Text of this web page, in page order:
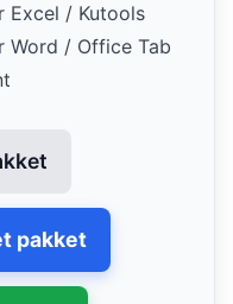
Excel / Kutools
Word / Office Tab
pakket